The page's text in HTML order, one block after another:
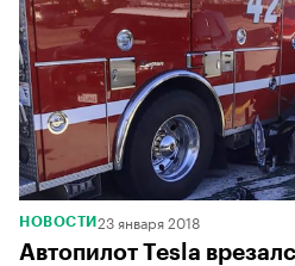
НОВОСТИ 23 января 2018
Автопилот Tesla